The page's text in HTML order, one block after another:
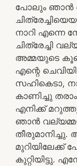
പോലും ഞാൻ
നാറി എന്നെ
ചിത്രേച്ചി
അമ്മയുടെ കൂടെ
എന്റെ
സഹികെടാ,
കാണിച്ചു
എനിക്ക്
ഞാൻ
കുറ്റിയിട്ടു.